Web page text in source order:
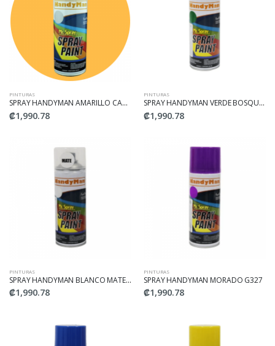
PINTURAS
SPRAY HANDYMAN AMARILLO CAT G031
₡1,990.78
PINTURAS
SPRAY HANDYMAN VERDE BOSQUE G037
₡1,990.78
PINTURAS
SPRAY HANDYMAN BLANCO MATE G1007
₡1,990.78
PINTURAS
SPRAY HANDYMAN MORADO G327
₡1,990.78